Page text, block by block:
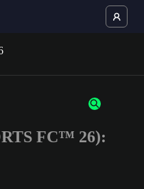
or numbers
FC™ 26):